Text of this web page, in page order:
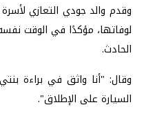
وقدم والد جودي التعازي
لوفاتها، مؤكدًا في الوقت
الحادث.
وقال: "أنا واثق في براءة
السيارة على الإطلاق".